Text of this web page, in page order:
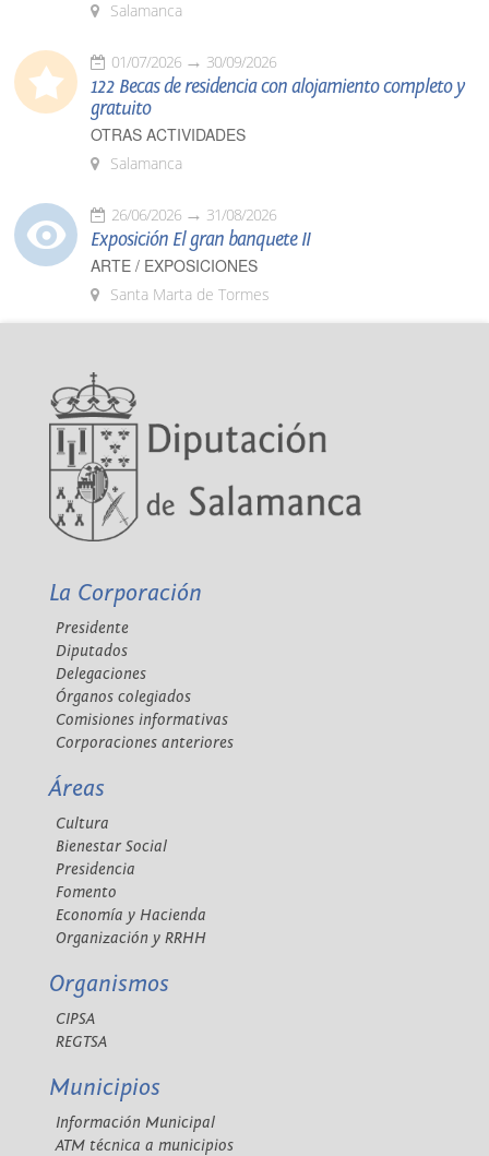
Salamanca
01/07/2026 30/09/2026
122 Becas de residencia con alojamiento completo y
gratuito
OTRAS ACTIVIDADES
Salamanca
26/06/2026 31/08/2026
Exposición El gran banquete II
ARTE / EXPOSICIONES
Santa Marta de Tormes
La Corporación
Presidente
Diputados
Delegaciones
Órganos colegiados
Comisiones informativas
Corporaciones anteriores
Áreas
Cultura
Bienestar Social
Presidencia
Fomento
Economía y Hacienda
Organización y RRHH
Organismos
CIPSA
REGTSA
Municipios
Información Municipal
ATM técnica a municipios